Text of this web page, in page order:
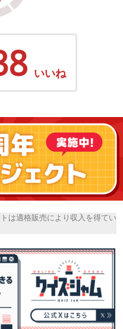
いいね
は適格販売により収入を得てい